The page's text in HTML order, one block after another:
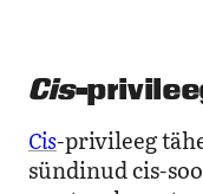
Cis-
Cis-privileeg
sündinud cis-